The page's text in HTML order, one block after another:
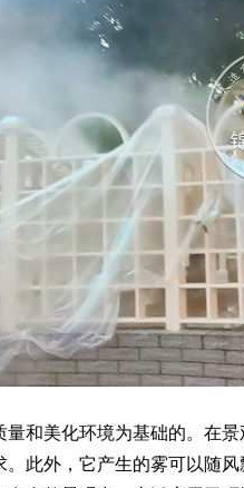
量和美化环境为基础的。在
。此外，它产生的雾可以随